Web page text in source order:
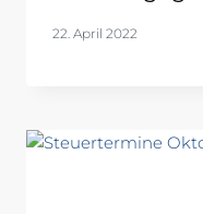
22. April 2022